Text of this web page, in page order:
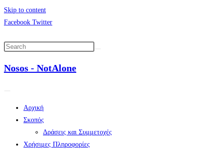
Skip to content
Facebook Twitter
Nosos - NotAlone
Αρχική
Σκοπός
Δράσεις και Συμμετοχές
Χρήσιμες Πληροφορίες